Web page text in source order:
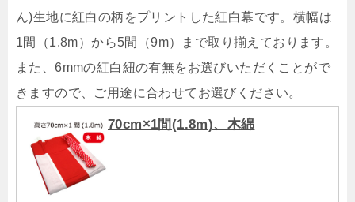
ん)生地に紅白の柄をプリントした紅白幕です。横幅は
1間（1.8m）から5間（9m）まで取り揃えております。
また、6mmの紅白紐の有無をお選びいただくことがで
きますので、ご用途に合わせてお選びください。
70cm×1間(1.8m)、木綿